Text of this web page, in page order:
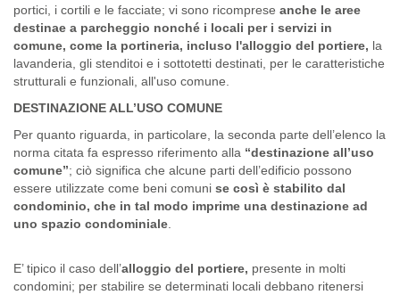
portici, i cortili e le facciate; vi sono ricomprese anche le aree
destinae a parcheggio nonché i locali per i servizi in
comune, come la portineria, incluso l'alloggio del portiere, la
lavanderia, gli stenditoi e i sottotetti destinati, per le caratteristiche
strutturali e funzionali, all'uso comune.
DESTINAZIONE ALL’USO COMUNE
Per quanto riguarda, in particolare, la seconda parte dell’elenco la
norma citata fa espresso riferimento alla “destinazione all’uso
comune”; ciò significa che alcune parti dell’edificio possono
essere utilizzate come beni comuni se così è stabilito dal
condominio, che in tal modo imprime una destinazione ad
uno spazio condominiale
E’ tipico il caso dell’alloggio del portiere, presente in molti
condomini; per stabilire se determinati locali debbano ritenersi